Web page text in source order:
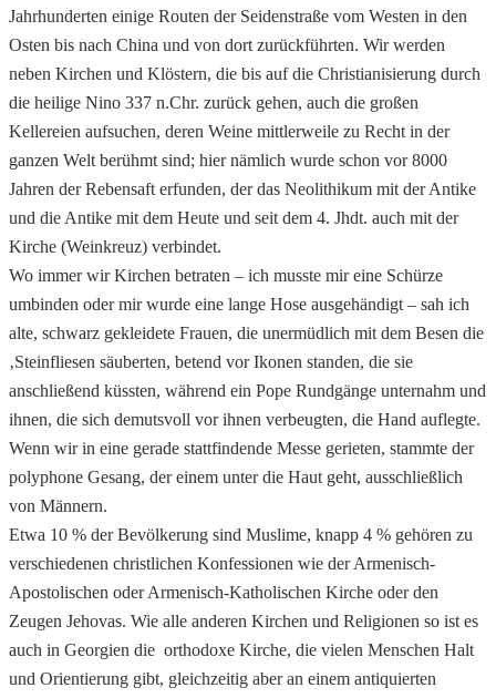
Jahrhunderten einige Routen der Seidenstraße vom Westen in den
Osten bis nach China und von dort zurückführten. Wir werden
neben Kirchen und Klöstern, die bis auf die Christianisierung durch
die heilige Nino 337 n.Chr. zurück gehen, auch die großen
Kellereien aufsuchen, deren Weine mittlerweile zu Recht in der
ganzen Welt berühmt sind; hier nämlich wurde schon vor 8000
Jahren der Rebensaft erfunden, der das Neolithikum mit der Antike
und die Antike mit dem Heute und seit dem 4. Jhdt. auch mit der
Kirche (Weinkreuz) verbindet.
Wo immer wir Kirchen betraten – ich musste mir eine Schürze
umbinden oder mir wurde eine lange Hose ausgehändigt – sah ich
alte, schwarz gekleidete Frauen, die unermüdlich mit dem Besen die
‚Steinfliesen säuberten, betend vor Ikonen standen, die sie
anschließend küssten, während ein Pope Rundgänge unternahm und
ihnen, die sich demutsvoll vor ihnen verbeugten, die Hand auflegte.
Wenn wir in eine gerade stattfindende Messe gerieten, stammte der
polyphone Gesang, der einem unter die Haut geht, ausschließlich
von Männern.
Etwa 10 % der Bevölkerung sind Muslime, knapp 4 % gehören zu
verschiedenen christlichen Konfessionen wie der Armenisch-
Apostolischen oder Armenisch-Katholischen Kirche oder den
Zeugen Jehovas. Wie alle anderen Kirchen und Religionen so ist es
auch in Georgien die orthodoxe Kirche, die vielen Menschen Halt
und Orientierung gibt, gleichzeitig aber an einem antiquierten